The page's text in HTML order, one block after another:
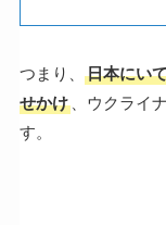
つまり、
日本にい
せかけ、ウクライ
す。